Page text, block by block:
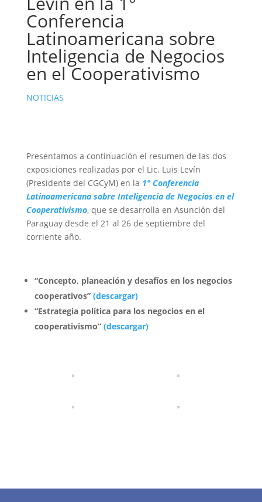
Conferencia
Latinoamericana sobre
Inteligencia de Negocios
en el Cooperativismo
NOTICIAS
Presentamos a continuación el resumen de las dos
exposiciones realizadas por el Lic. Luis Levín
(Presidente del CGCyM) en la 1° Conferencia
Latinoamericana sobre Inteligencia de Negocios en el
Cooperativismo, que se desarrolla en Asunción del
Paraguay desde el 21 al 26 de septiembre del
corriente año.
“Concepto, planeación y desafíos en los negocios
cooperativos” (descargar)
“Estrategia política para los negocios en el
cooperativismo” (descargar)